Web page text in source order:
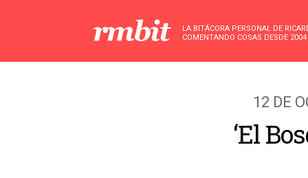
LA BITÁCORA PERSONAL DE
COMENTANDO COSAS DESDE 2004
12 DE
‘El